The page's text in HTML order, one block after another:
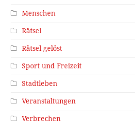
Menschen
Rätsel
Rätsel gelöst
Sport und Freizeit
Stadtleben
Veranstaltungen
Verbrechen